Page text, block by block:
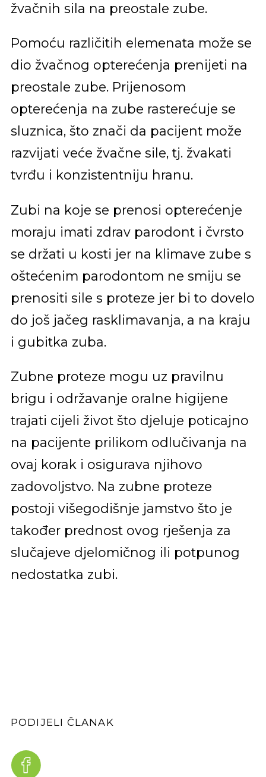
žvačnih sila na preostale zube.
Pomoću različitih elemenata može se
dio žvačnog opterećenja prenijeti na
preostale zube. Prijenosom
opterećenja na zube rasterećuje se
sluznica, što znači da pacijent može
razvijati veće žvačne sile, tj. žvakati
tvrđu i konzistentniju hranu.
Zubi na koje se prenosi opterećenje
moraju imati zdrav parodont i čvrsto
se držati u kosti jer na klimave zube s
oštećenim parodontom ne smiju se
prenositi sile s proteze jer bi to dovelo
do još jačeg rasklimavanja, a na kraju
i gubitka zuba.
Zubne proteze mogu uz pravilnu
brigu i održavanje oralne higijene
trajati cijeli život što djeluje poticajno
na pacijente prilikom odlučivanja na
ovaj korak i osigurava njihovo
zadovoljstvo. Na zubne proteze
postoji višegodišnje jamstvo što je
također prednost ovog rješenja za
slučajeve djelomičnog ili potpunog
nedostatka zubi.
PODIJELI ČLANAK